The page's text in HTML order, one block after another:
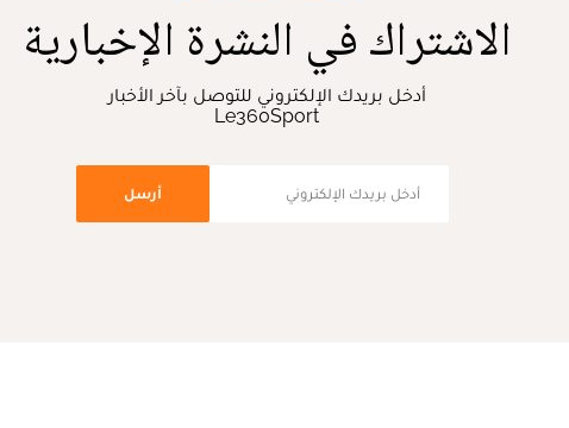
الاشتراك في النشرة الإخبارية
أدخل بريدك الإلكتروني للتوصل بآخر الأخبار
Le360Sport
أرسل